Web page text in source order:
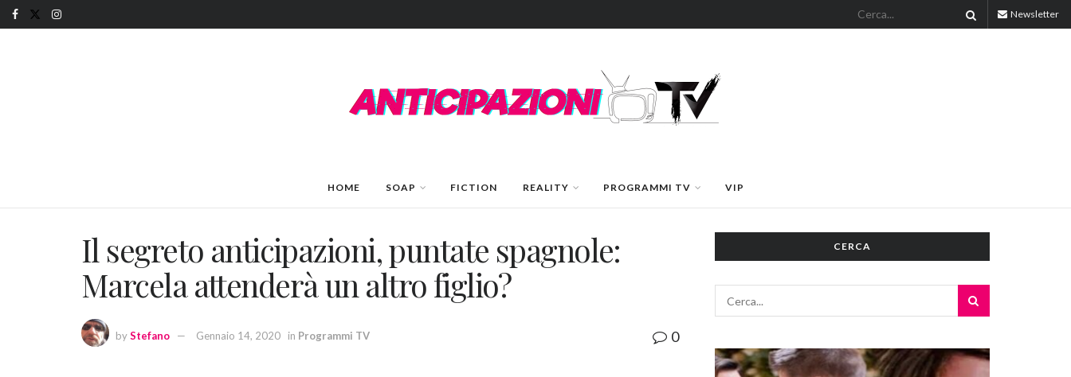
Newsletter
HOME SOAP FICTION REALITY PROGRAMMI TV VIP
Il segreto anticipazioni, puntate spagnole:
Marcela attenderà un altro figlio?
byStefano Gennaio 14, 2020 in Programmi TV 0
CERCA